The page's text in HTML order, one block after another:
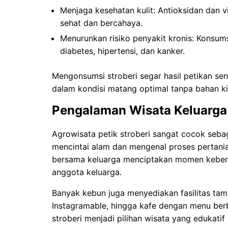
Menjaga kesehatan kulit: Antioksidan dan
sehat dan bercahaya.
Menurunkan risiko penyakit kronis:
diabetes, hipertensi, dan kanker.
Mengonsumsi stroberi segar hasil petikan
dalam kondisi matang optimal tanpa bahan
Pengalaman Wisata
Agrowisata petik stroberi sangat cocok
mencintai alam dan mengenal proses
bersama keluarga menciptakan momen
anggota keluarga.
Banyak kebun juga menyediakan fasilitas
Instagramable, hingga kafe dengan menu
stroberi menjadi pilihan wisata yang edukatif